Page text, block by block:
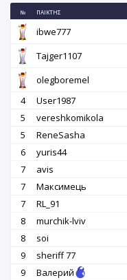
№ ΠΑΊΚΤΗΣ
ibwe777
Tajger1107
olegboremel
4
User1987
5
vereshkomikola
5
ReneSasha
6
yuris44
7
avis
7
Максимець
7
RL_91
8
murchik-lviv
8
soi
9
sheriff 77
9
Валерий